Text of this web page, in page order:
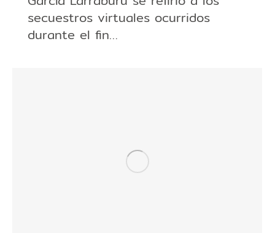
secuestros virtuales ocurridos
durante el fin…